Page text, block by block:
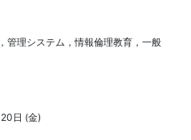
管理システム，情報倫理教育，一般
日 (金)